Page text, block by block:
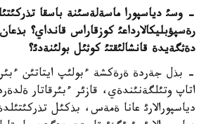
- وسئ دياسپورا ماسةلةسئنة باسقا
رةسپؤبليكالارداعئ كوزقاراس قانداي؟
دةثگةيدة قانشالئقتئ كوثئل بولئنةدئ؟
- بذل جةردة ةرةكشة ءبولئپ ايتاتئن
اتاپ وتئلگةنئندةي، قازئر ءبئرقاتار
دياسپورالارئ عانا ةمةس، بذكئل